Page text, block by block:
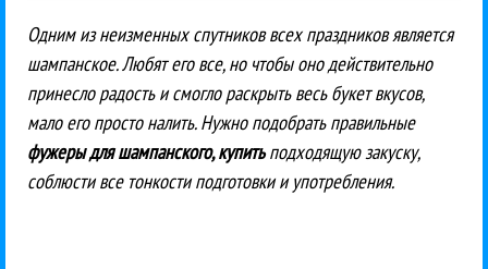
Одним из неизменных спутников всех праздников является
шампанское. Любят его все, но чтобы оно действительно
принесло радость и смогло раскрыть весь букет вкусов,
мало его просто налить. Нужно подобрать правильные
фужеры для шампанского, купитьподходящую закуску,
соблюсти все тонкости подготовки и употребления.